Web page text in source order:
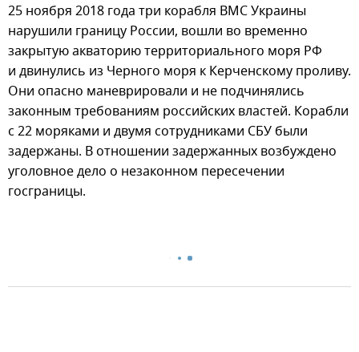
25 ноября 2018 года три корабля ВМС Украины
нарушили границу России, вошли во временно
закрытую акваторию территориального моря РФ
и двинулись из Черного моря к Керченскому проливу.
Они опасно маневрировали и не подчинялись
законным требованиям российских властей. Корабли
с 22 моряками и двумя сотрудниками СБУ были
задержаны. В отношении задержанных возбуждено
уголовное дело о незаконном пересечении
госграницы.